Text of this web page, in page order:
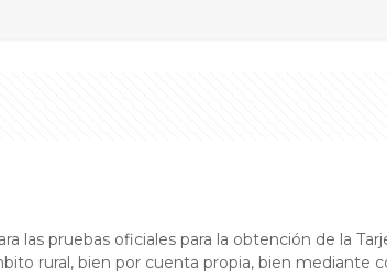
las pruebas oficiales para la obtención de la
rural, bien por cuenta propia, bien mediante